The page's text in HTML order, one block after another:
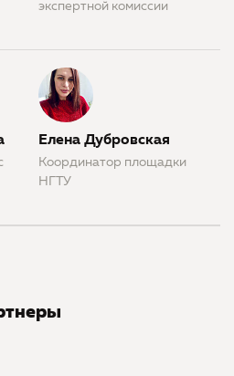
экспертной комиссии
Елена Дубровская
Координатор площадки
НГТУ